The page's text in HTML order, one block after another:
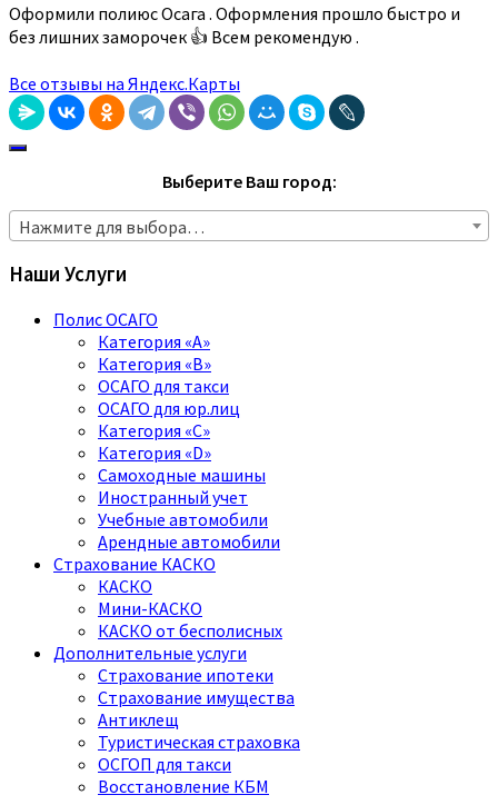
Оформили полиюс Осага . Оформления прошло быстро и
без лишних заморочек 👍 Всем рекомендую .
Все отзывы на Яндекс.Карты
Выберите Ваш город:
Нажмите для выбора…
Наши Услуги
Полис ОСАГО
Категория «A»
Категория «B»
ОСАГО для такси
ОСАГО для юр.лиц
Категория «C»
Категория «D»
Самоходные машины
Иностранный учет
Учебные автомобили
Арендные автомобили
Страхование КАСКО
КАСКО
Мини-КАСКО
КАСКО от бесполисных
Дополнительные услуги
Страхование ипотеки
Страхование имущества
Антиклещ
Туристическая страховка
ОСГОП для такси
Восстановление КБМ